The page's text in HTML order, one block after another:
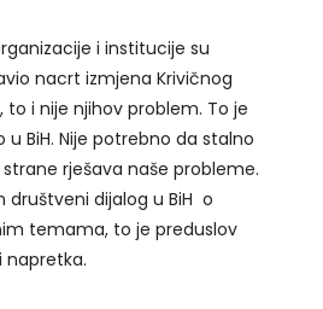
i institucije su
nacrt izmjena Krivičnog
to i nije njihov problem. To je
BiH. Nije potrebno da stalno
rješava naše probleme.
dijalog u BiH o
temama, to je preduslov
napretka.